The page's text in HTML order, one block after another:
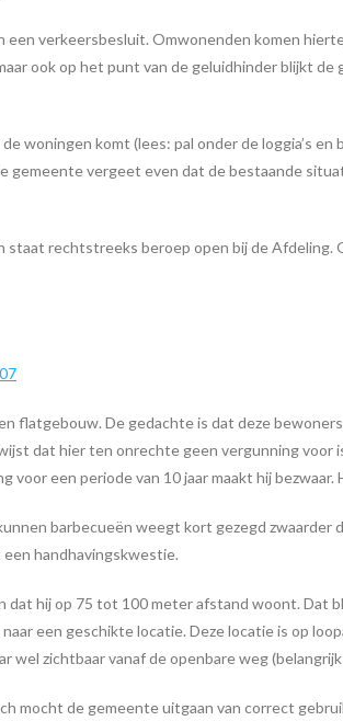
verkeersbesluit. Omwonenden komen
ook op het punt van de geluidhinder blijkt
komt (lees: pal onder de loggia’s en
vergeet even dat de bestaande
rechtstreeks beroep open bij de Afdeling.
De gedachte is dat deze
dat hier ten onrechte geen vergunning voor
een periode van 10 jaar maakt hij
barbecueën weegt kort gezegd zwaarder
handhavingskwestie.
hij op 75 tot 100 meter afstand woont. Dat
een geschikte locatie. Deze locatie is op
wel zichtbaar vanaf de openbare weg
de gemeente uitgaan van correct